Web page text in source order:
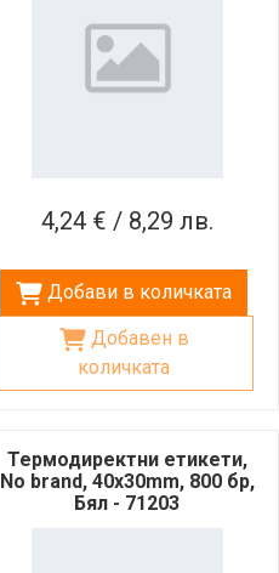
4,24 € / 8,29 лв.
Добави в количката
Добавен в
количката
Термодиректни етикети,
No brand, 40x30mm, 800 бр,
Бял - 71203